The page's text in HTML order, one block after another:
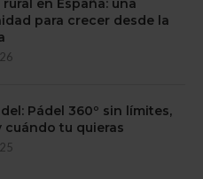
rural en España: una
para crecer desde la
Pádel 360º sin límites,
cuándo tu quieras